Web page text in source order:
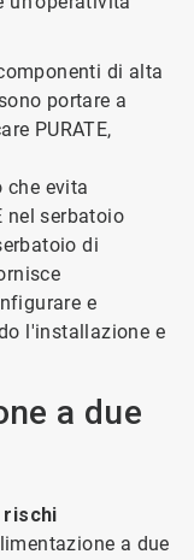
di alta
portare a
PURATE,
che evita
nel serbatoio
di
e
l'installazione e
a due
rischi
a due